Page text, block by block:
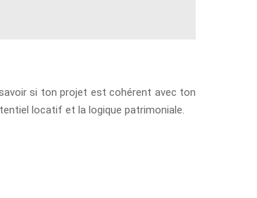
si ton projet est cohérent avec ton
locatif et la logique patrimoniale.